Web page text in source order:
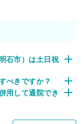
石市）は土日祝
べきですか？
用して通院でき